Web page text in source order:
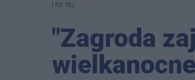
| fot. MJ
"Zagroda